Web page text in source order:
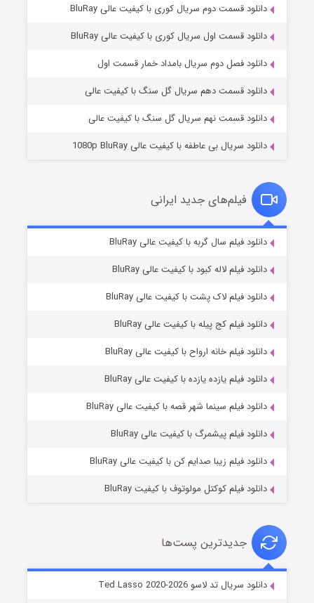
مردگان متحرک: شهر مرده ۳
قسمت۲ (زیرنویس) منتشر شد
قسمت۷ (زیرنویس) منتشر شد
خاندان اژدها فصل ۳
دانلود قسمت دوم سریال کوری با کیفیت عالی BluRay
دانلود قسمت اول سریال کوری با کیفیت عالی BluRay
دانلود فصل دوم سریال بامداد خمار قسمت اول
دانلود قسمت دهم سریال گل سنگ با کیفیت عالی
دانلود قسمت نهم سریال گل سنگ با کیفیت عالی
دانلود سریال بی عاطفه با کیفیت عالی 1080p BluRay
فیلم‌های جدید ایرانی
دانلود فیلم سال گربه با کیفیت عالی BluRay
دانلود فیلم لاله کبود با کیفیت عالی BluRay
دانلود فیلم لاک پشت با کیفیت عالی BluRay
دانلود فیلم کج‌ پیله با کیفیت عالی BluRay
دانلود فیلم خانه ارواح با کیفیت عالی BluRay
دانلود فیلم یازده یازده با کیفیت عالی BluRay
دانلود فیلم سینما شهر قصه با کیفیت عالی BluRay
دانلود فیلم پیشمرگ با کیفیت عالی BluRay
دانلود فیلم زیبا صدایم کن با کیفیت عالی BluRay
دانلود فیلم کوکتل مولوتوف با کیفیت BluRay
جدیدترین پست‌ها
دانلود سریال تد لاسو Ted Lasso 2020-2026